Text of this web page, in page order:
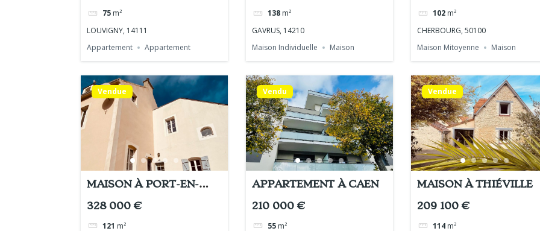
75 m²
LOUVIGNY, 14111
Appartement
Appartement
138 m²
GAVRUS, 14210
Maison Individuelle
Maison
102 m²
CHERBOURG, 50100
Maison Mitoyenne
Maison
Vendue
MAISON À PORT-EN-
BESSIN
328 000 €
121 m²
Vendu
APPARTEMENT À CAEN
210 000 €
55 m²
Vendue
MAISON À THIÉVILLE
209 100 €
114 m²